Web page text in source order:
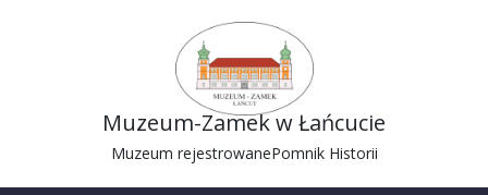
Muzeum-Zamek w Łańcucie
Muzeum rejestrowanePomnik Historii